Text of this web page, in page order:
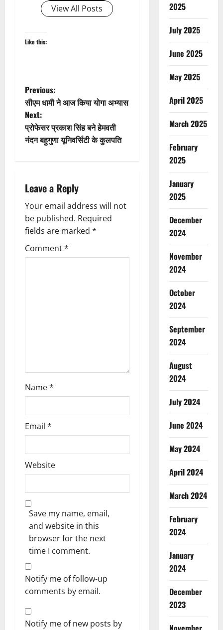
View All Posts
Like this:
P
o
s
a
v
i
g
Previous:
सीएम धामी ने आज किया योगा अभ्यास
Next:
प्रोफेसर प्रकाश सिंह बने हेमवती
नंदन बहुगुणा यूनिवर्सिटी के कुलपति
Leave a Reply
Your email address will not
be published. Required
fields are marked *
Comment*
Name*
Email *
Website
Save my name, email,
and website in this
browser for the next
time I comment.
Notify me of follow-up
comments by email.
Notify me of new posts by
2025
July 2025
June 2025
May 2025
April 2025
March 2025
February
2025
January
2025
December
2024
November
2024
October
2024
September
2024
August
2024
July 2024
June 2024
May 2024
April 2024
March 2024
February
2024
January
2024
December
2023